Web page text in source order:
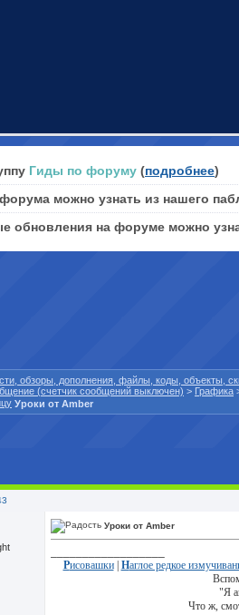
Гиды по форуму (подробнее)
можно узнать из нашего
обновления на форуме можно
обзоры, дополнения, файлы, коды, объекты,
(счетчик сообщений выключен) > Графика
Уроки от Amber
Уроки от Amber
Рисовашки| Наглое редкое
"Я
Что ж,